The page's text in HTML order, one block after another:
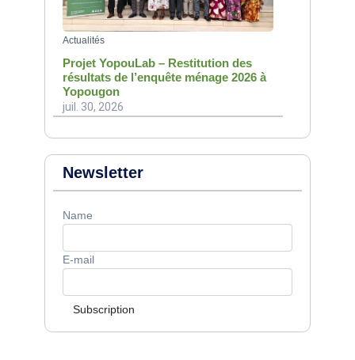
Actualités
Projet YopouLab – Restitution des
résultats de l’enquête ménage 2026 à
Yopougon
juil. 30, 2026
Newsletter
Name
E-mail
Subscription